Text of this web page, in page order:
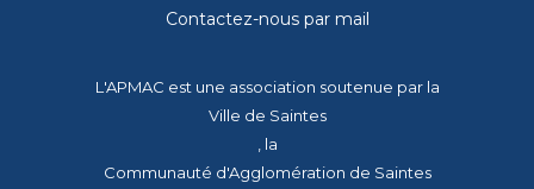
Contactez-nous par mail
L'APMAC est une association soutenue par la
Ville de Saintes
, la
Communauté d'Agglomération de Saintes